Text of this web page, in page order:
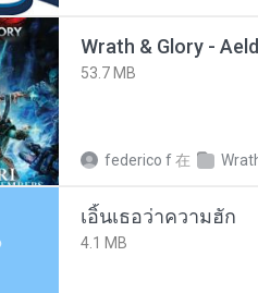
53.7 MB
federico f在
เอิ้นเธอว่าความฮัก
4.1 MB